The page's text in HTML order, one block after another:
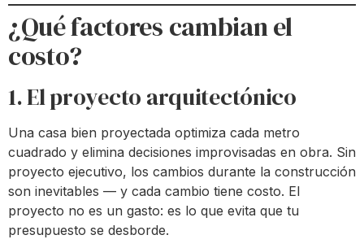
¿Qué factores cambian el
costo?
1. El proyecto arquitectónico
Una casa bien proyectada optimiza cada metro
cuadrado y elimina decisiones improvisadas en obra. Sin
proyecto ejecutivo, los cambios durante la construcción
son inevitables — y cada cambio tiene costo. El
proyecto no es un gasto: es lo que evita que tu
presupuesto se desborde.